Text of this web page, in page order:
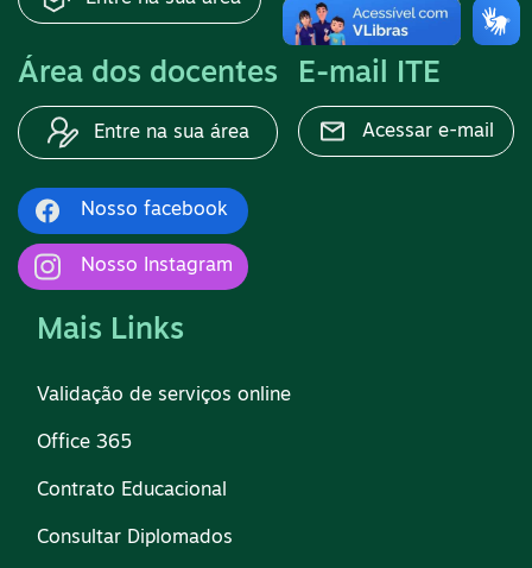
Área dos docentes
Entre na sua área
E-mail ITE
Acessar e-mail
Nosso facebook
Nosso Instagram
Mais Links
Validação de serviços online
Office 365
Contrato Educacional
Consultar Diplomados